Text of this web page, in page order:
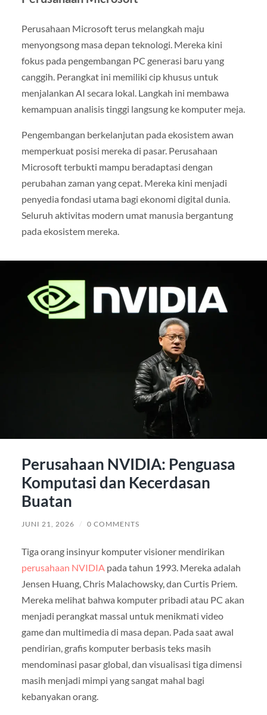
Perusahaan Microsoft terus melangkah maju
menyongsong masa depan teknologi. Mereka kini
fokus pada pengembangan PC generasi baru yang
canggih. Perangkat ini memiliki cip khusus untuk
menjalankan AI secara lokal. Langkah ini membawa
kemampuan analisis tinggi langsung ke komputer meja.
Pengembangan berkelanjutan pada ekosistem awan
memperkuat posisi mereka di pasar. Perusahaan
Microsoft terbukti mampu beradaptasi dengan
perubahan zaman yang cepat. Mereka kini menjadi
penyedia fondasi utama bagi ekonomi digital dunia.
Seluruh aktivitas modern umat manusia bergantung
pada ekosistem mereka.
Perusahaan NVIDIA: Penguasa
Komputasi dan Kecerdasan
Buatan
JUNI 21, 2026 / 0 COMMENTS
Tiga orang insinyur komputer visioner mendirikan
perusahaan NVIDIApada tahun 1993. Mereka adalah
Jensen Huang, Chris Malachowsky, dan Curtis Priem.
Mereka melihat bahwa komputer pribadi atau PC akan
menjadi perangkat massal untuk menikmati video
game dan multimedia di masa depan. Pada saat awal
pendirian, grafis komputer berbasis teks masih
mendominasi pasar global, dan visualisasi tiga dimensi
masih menjadi mimpi yang sangat mahal bagi
kebanyakan orang.